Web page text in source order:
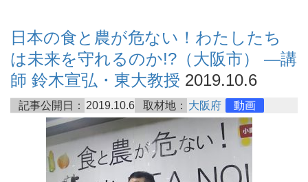
日本の食と農が危ない！わたしたち
は未来を守れるのか!?（大阪市） ―講
師 鈴木宣弘・東大教授 2019.10.6
記事公開日： 2019.10.6 取材地： 大阪府 動画